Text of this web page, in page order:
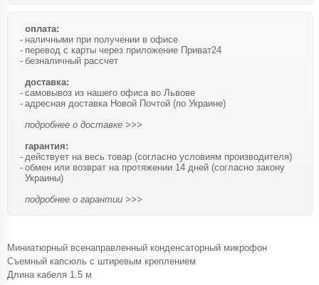
оплата:
наличными при получении в офисе
перевод с карты через приложение Приват24
безналичный рассчет
доставка:
самовывоз из нашего офиса во Львове
адресная доставка Новой Почтой (по Украине)
подробнее о доставке >>>
гарантия:
действует на весь товар (согласно условиям производителя)
обмен или возврат на протяжении 14 дней (согласно закону
Украины)
подробнее о гарантии >>>
Миниатюрный всенаправленный конденсаторный микрофон
Съемный капсюль с штиревым креплением
Длина кабеля 1.5 м